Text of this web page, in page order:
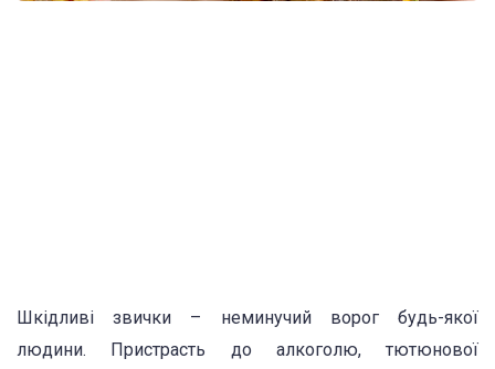
Шкідливі звички – неминучий ворог будь-якої
людини. Пристрасть до алкоголю, тютюнової